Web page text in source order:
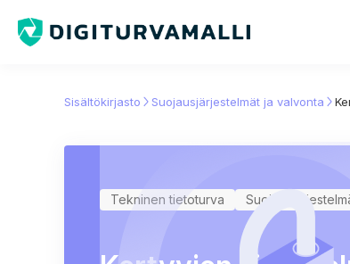
Sisältökirjasto Suojausjärjestelmät ja valvonta
Tekninen tietoturva